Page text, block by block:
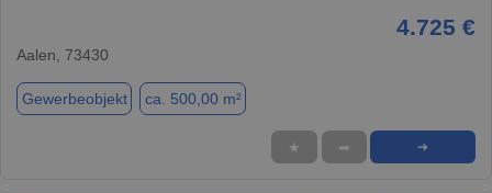
4.725 €
Aalen, 73430
Gewerbeobjekt ca. 500,00 m²
★ ➦ ➜